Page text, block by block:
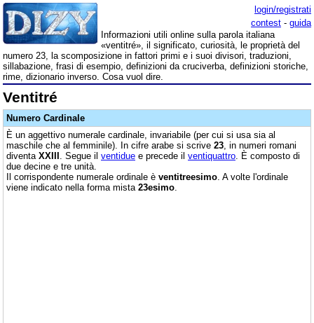
login/registrati
contest - guida
Informazioni utili online sulla parola italiana
«ventitré», il significato, curiosità, le proprietà del
numero 23, la scomposizione in fattori primi e i suoi divisori, traduzioni,
sillabazione, frasi di esempio, definizioni da cruciverba, definizioni storiche,
rime, dizionario inverso. Cosa vuol dire.
Ventitré
Numero Cardinale
È un aggettivo numerale cardinale, invariabile (per cui si usa sia al
maschile che al femminile). In cifre arabe si scrive 23 , in numeri romani
diventa XXIII . Segue il ventidue e precede il ventiquattro . È composto di
due decine e tre unità.
Il corrispondente numerale ordinale è ventitreesimo . A volte l'ordinale
viene indicato nella forma mista 23esimo